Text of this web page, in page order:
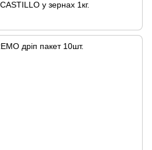
у зернах 1кг.